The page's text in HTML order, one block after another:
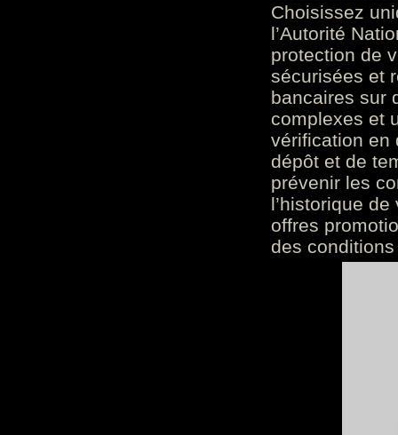
Choisissez
l’Autorité
protection de
sécurisées et
bancaires sur
complexes et
vérification en
dépôt et de
prévenir les
l’historique
offres
des